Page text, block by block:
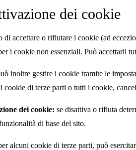
dei cookie
accettare o rifiutare i cookie (ad
i cookie non essenziali. Può accettarli
inoltre gestire i cookie tramite le
cookie di terze parti o tutti i cookie,
dei cookie: se disattiva o rifiuta
di base del sito.
alcuni cookie di terze parti, può